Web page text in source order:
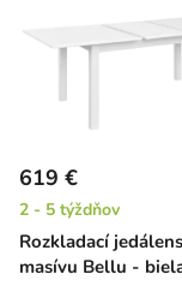
Rozkladací
masívu Bellu -
619 €
2 - 5 týždňov